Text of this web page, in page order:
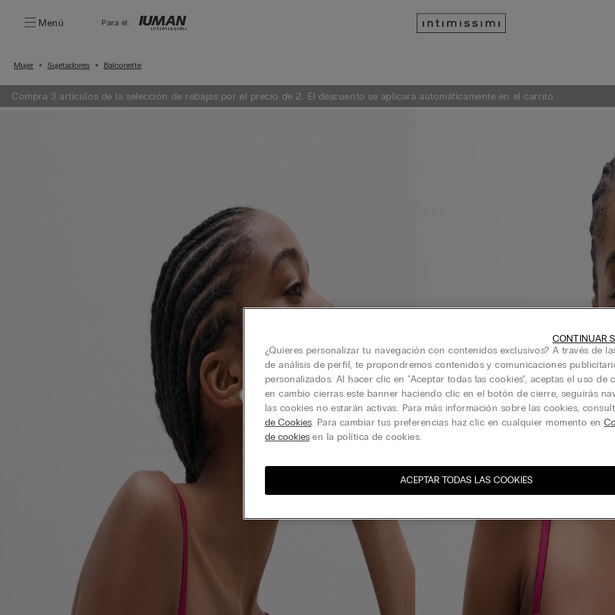
Menú Para él:
Mujer Sujetadores Balconette
Compra 3 artículos de la selección de rebajas por el precio de 2. El descuento se aplicará automáticamente en el carrito.
¿Quieres personalizar tu navegación con contenidos exclusivos? A través de
de análisis de perfil, te propondremos contenidos y comunicaciones
personalizados. Al hacer clic en "Aceptar todas las cookies", aceptas el uso de
en cambio cierras este banner haciendo clic en el botón de cierre, seguirás
las cookies no estarán activas. Para más información sobre las cookies,
de Cookies. Para cambiar tus preferencias haz clic en cualquier momento en
de cookies en la política de cookies.
ACEPTAR TODAS LAS COOKIES
CONTINUAR